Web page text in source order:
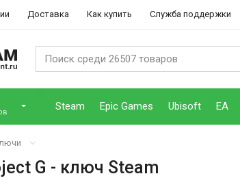
Доставка Как купить Служба поддержки
Steam Epic Games Ubisoft EA
G - ключ Steam